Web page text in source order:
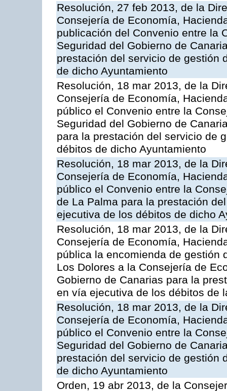
Resolución, 27 feb 2013, de la
Consejería de Economía,
publicación del Convenio entre la
Seguridad del Gobierno de
prestación del servicio de gestión
de dicho Ayuntamiento
Resolución, 18 mar 2013, de la
Consejería de Economía,
público el Convenio entre la
Seguridad del Gobierno de
para la prestación del servicio de
débitos de dicho Ayuntamiento
Resolución, 18 mar 2013, de la
Consejería de Economía,
público el Convenio entre la
de La Palma para la prestación
ejecutiva de los débitos de dicho
Resolución, 18 mar 2013, de la
Consejería de Economía,
pública la encomienda de gestión
Los Dolores a la Consejería de
Gobierno de Canarias para la
en vía ejecutiva de los débitos de
Resolución, 18 mar 2013, de la
Consejería de Economía,
público el Convenio entre la
Seguridad del Gobierno de
prestación del servicio de gestión
de dicho Ayuntamiento
Orden, 19 abr 2013, de la